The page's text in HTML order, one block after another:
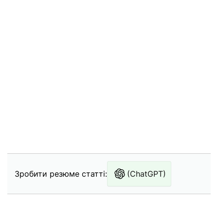
Зробити резюме статті: (ChatGPT)